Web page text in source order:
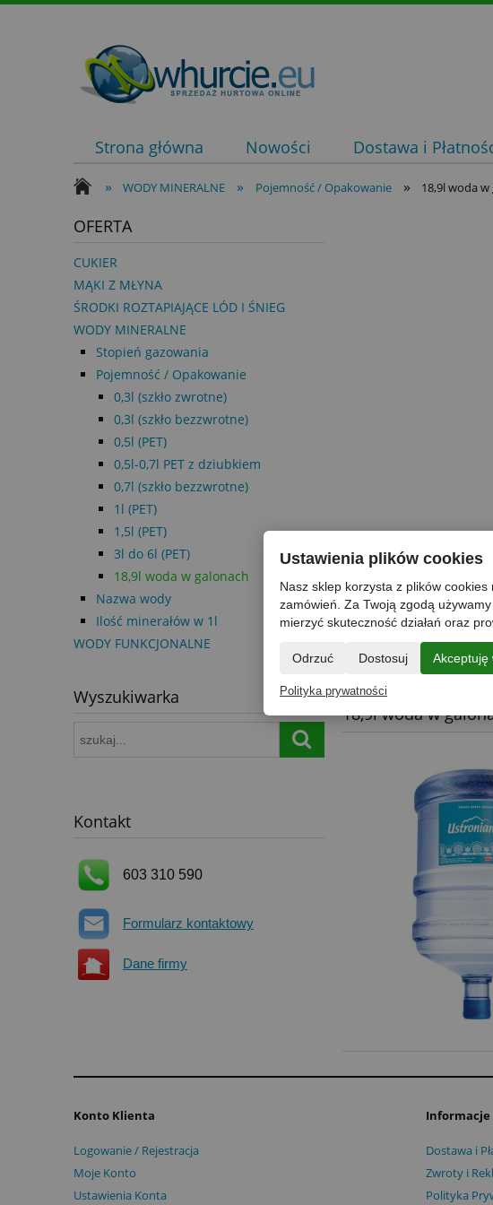
Strona główna Nowości Dostawa i
» WODY MINERALNE » Pojemność / Opakowanie » 18,9l woda
OFERTA
CUKIER
MĄKI Z MŁYNA
ŚRODKI ROZTAPIAJĄCE LÓD I ŚNIEG
WODY MINERALNE
Stopień gazowania
Pojemność / Opakowanie
0,3l (szkło zwrotne)
0,3l (szkło bezzwrotne)
0,5l (PET)
0,5l-0,7l PET z dziubkiem
0,7l (szkło bezzwrotne)
1l (PET)
1,5l (PET)
3l do 6l (PET)
18,9l woda w galonach
Nazwa wody
Ilość minerałów w 1l
WODY FUNKCJONALNE
Wyszukiwarka
Kontakt
603 310 590
Formularz kontaktowy
Dane firmy
W ofercie poza
18,9l woda w
Konto Klienta
Logowanie / Rejestracja
Moje Konto
Ustawienia Konta
Informacje
Dostawa i
Zwroty i
Polityka
Ustawienia plików cookies
Nasz sklep korzysta z plików cookies
zamówień. Za Twoją zgodą
mierzyć skuteczność działań oraz
Odrzuć Dostosuj Akceptuję
Polityka prywatności